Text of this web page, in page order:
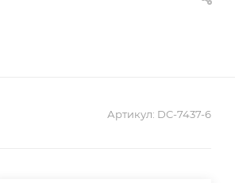
Артикул: DC-7437-6